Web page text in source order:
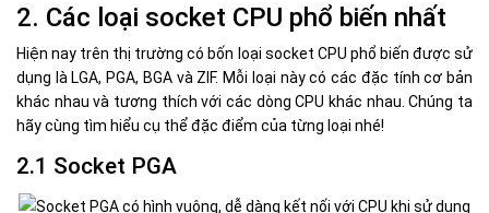
2. Các loại socket CPU phổ biến nhất
Hiện nay trên thị trường có bốn loại socket CPU phổ biến được sử
dụng là LGA, PGA, BGA và ZIF. Mỗi loại này có các đặc tính cơ bản
khác nhau và tương thích với các dòng CPU khác nhau. Chúng ta
hãy cùng tìm hiểu cụ thể đặc điểm của từng loại nhé!
2.1 Socket PGA